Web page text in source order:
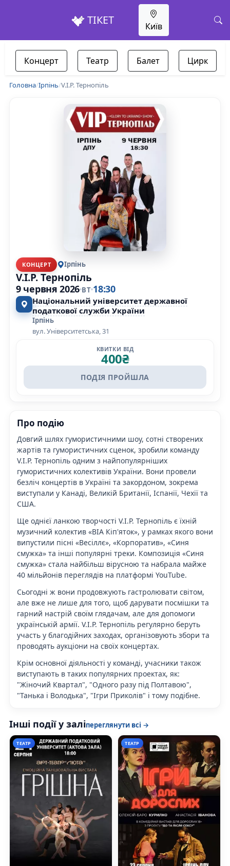
ТІКЕТ Київ
Концерт Театр Балет Цирк
Головна/Ірпінь/V.I.P. Тернопіль
КОНЦЕРТ Ірпінь
V.I.P. Тернопіль
9 червня 2026 ВТ 18:30
Національний університет державної
податкової служби України
Ірпінь
вул. Університетська, 31
КВИТКИ ВІД
400₴
ПОДІЯ ПРОЙШЛА
Про подію
Довгий шлях гумористичними шоу, сотні створених
жартів та гумористичних сценок, зробили команду
V.I.P. Тернопіль одним з найпопулярніших
гумористичних колективів України. Вони провели
безліч концертів в Україні та закордоном, зокрема
виступали у Канаді, Великій Британії, Іспанії, Чехії та
США.
Ще однієї ланкою творчості V.I.P. Тернопіль є їхній
музичний колектив «ВІА Кіп'яток», у рамках якого вони
випустили пісні «Весіллє», «Корпоратив», «Синя
смужка» та інші популярні треки. Композиція «Синя
смужка» стала найбільш вірусною та набрала майже
40 мільйонів переглядів на платформі YouTube.
Сьогодні ж вони продовжують гастролювати світом,
але вже не лише для того, щоб дарувати посмішки та
гарний настрій своїм глядачам, але для допомоги
українській армії. V.I.P. Тернопіль регулярно беруть
участь у благодійних заходах, організовують збори та
проводять аукціони на своїх концертах.
Крім основної діяльності у команді, учасники також
виступають в таких популярних проектах, як:
"Жіночий Квартал", "Одного разу під Полтавою",
"Танька і Володька", "Ігри Приколів" і тому подібне.
Інші події у заліпереглянути всі →
ТЕАТР ТЕАТР